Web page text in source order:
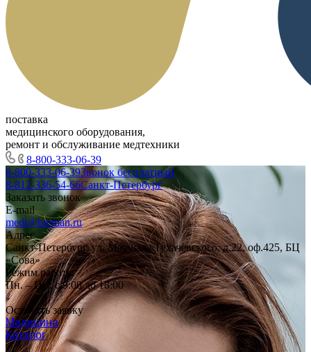
поставка
медицинского оборудования,
ремонт и обслуживание медтехники
8-800-333-06-39
8-800-333-06-39Звонок бесплатный
8-812-336-54-66Санкт-Петербург
Заказать звонок
E-mail
medi@breman.ru
Адрес
Санкт-Петербург, ул. Маршала Тухачевского, д.22, оф.425, БЦ
«Сова»
Режим работы
Пн. – Пт.: с 9:00 до 18:00
Оставить заявку
Медицина
Каталог